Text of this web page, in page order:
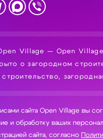
Village — Open Village
о загородном
сайта Open Village вы
сайта, согласно